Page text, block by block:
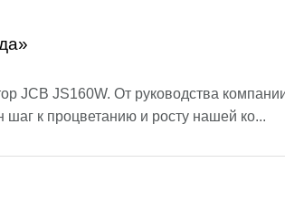
JCB JS160W. От руководства
шаг к процветанию и росту нашей ко...